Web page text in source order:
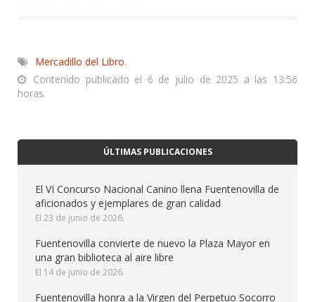
Mercadillo del Libro.
Contenido publicado el 6 de julio de 2025 a las 13:56
horas.
ÚLTIMAS PUBLICACIONES
El VI Concurso Nacional Canino llena Fuentenovilla de
aficionados y ejemplares de gran calidad
23 de junio de 2026
Fuentenovilla convierte de nuevo la Plaza Mayor en
una gran biblioteca al aire libre
14 de junio de 2026
Fuentenovilla honra a la Virgen del Perpetuo Socorro